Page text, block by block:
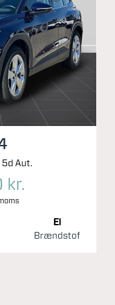
Aut.
kr.
El
Brændstof